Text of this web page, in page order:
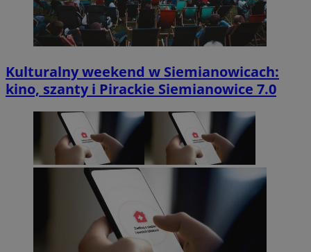
Kulturalny weekend w Siemianowicach:
kino, szanty i Pirackie Siemianowice 7.0